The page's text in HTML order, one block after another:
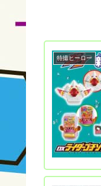
特撮ヒーロー